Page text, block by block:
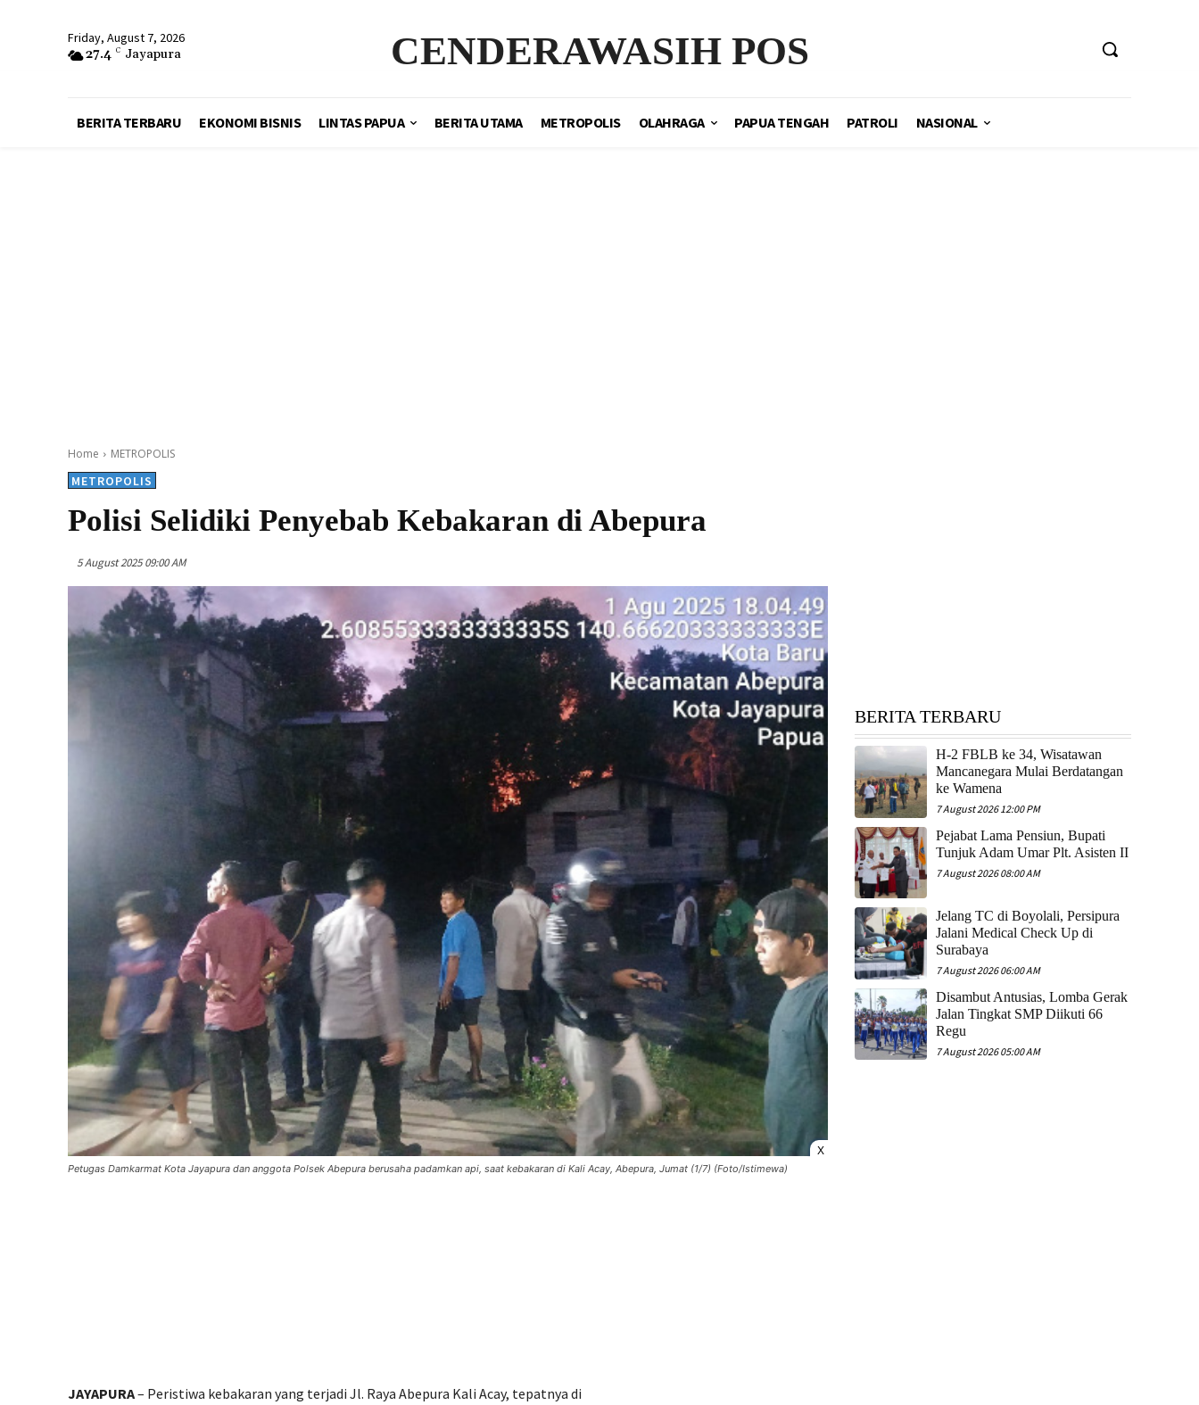
Friday, August 7, 2026
27.4 C Jayapura CENDERAWASIH POS
BERITA TERBARU EKONOMI BISNIS LINTAS PAPUA BERITA UTAMA METROPOLIS OLAHRAGA PAPUA TENGAH PATROLI NASIONAL
Home METROPOLIS
METROPOLIS
Polisi Selidiki Penyebab Kebakaran di Abepura
5 August 2025 09:00 AM
X
Petugas Damkarmat Kota Jayapura dan anggota Polsek Abepura berusaha padamkan api, saat kebakaran di Kali Acay, Abepura, Jumat (1/7) (Foto/Istimewa)
JAYAPURA– Peristiwa kebakaran yang terjadi Jl. Raya Abepura Kali Acay, tepatnya di
BERITA TERBARU
H-2 FBLB ke 34, Wisatawan
Mancanegara Mulai Berdatangan
ke Wamena
7 August 2026 12:00 PM
Pejabat Lama Pensiun, Bupati
Tunjuk Adam Umar Plt. Asisten II
7 August 2026 08:00 AM
Jelang TC di Boyolali, Persipura
Jalani Medical Check Up di
Surabaya
7 August 2026 06:00 AM
Disambut Antusias, Lomba Gerak
Jalan Tingkat SMP Diikuti 66
Regu
7 August 2026 05:00 AM